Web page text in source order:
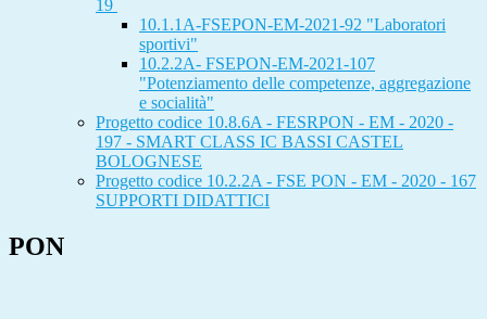
19
10.1.1A-FSEPON-EM-2021-92 "Laboratori
sportivi"
10.2.2A- FSEPON-EM-2021-107
"Potenziamento delle competenze, aggregazione
e socialità"
Progetto codice 10.8.6A - FESRPON - EM - 2020 -
197 - SMART CLASS IC BASSI CASTEL
BOLOGNESE
Progetto codice 10.2.2A - FSE PON - EM - 2020 - 167
SUPPORTI DIDATTICI
PON